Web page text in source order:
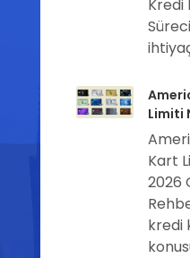
Kredi
Limiti
Kart
2026
kredi